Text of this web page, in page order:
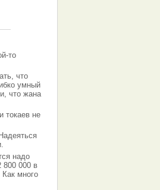
то
что
умный
что жана
токаев не
надо
800 000 в
Как много